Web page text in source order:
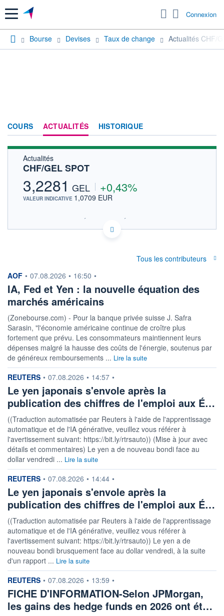
Menu Connexion
Bourse Devises Taux de change Actualités CHF/
COURS ACTUALITÉS HISTORIQUE
Actualités
CHF/GEL SPOT
3,2281 GEL +0,43%
VALEUR INDICATIVE 1,0709 EUR
SIX - FOREX 2 DONNÉES TEMPS RÉEL
Politique d'exécution
3,22
OUVERTURE
3,2149
CLÔTURE VEILLE
3,2145
+ HAUT
3,2399
+ BAS
3,2121
COTATION SPÉCIFIQUE
0,3098 -0,42%
+ PORTEFEUILLE + LISTE
Tous les contributeurs
information fournie par
AOF • 07.08.2026 • 16:50 •
IA, Fed et Yen : la nouvelle équation des
marchés américains
(Zonebourse.com) - Pour la banque privée suisse J. Safra
Sarasin, "l'économie américaine continue de croître plus
fortement que prévu. Les consommateurs maintiennent leurs
dépenses malgré la hausse des coûts de l'énergie, soutenus par
de généreux remboursements ... Lire la suite
information fournie par
REUTERS • 07.08.2026 • 14:57 •
Le yen japonais s'envole après la
publication des chiffres de l'emploi aux É…
((Traduction automatisée par Reuters à l'aide de l'apprentissage
automatique et de l'IA générative, veuillez vous référer à
l'avertissement suivant: https://bit.ly/rtrsauto)) (Mise à jour avec
détails et commentaires) Le yen a de nouveau bondi face au
dollar vendredi ... Lire la suite
information fournie par
REUTERS • 07.08.2026 • 14:44 •
Le yen japonais s'envole après la
publication des chiffres de l'emploi aux É…
((Traduction automatisée par Reuters à l'aide de l'apprentissage
automatique et de l'IA générative, veuillez vous référer à
l'avertissement suivant: https://bit.ly/rtrsauto)) Le yen a de
nouveau bondi brusquement face au dollar vendredi, à la suite
d'un rapport ... Lire la suite
information fournie par
REUTERS • 07.08.2026 • 13:59 •
FICHE D'INFORMATION-Selon JPMorgan,
les gains des hedge funds en 2026 ont ét…